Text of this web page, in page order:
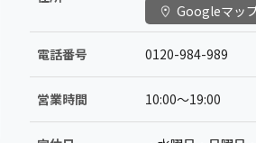
Googleマッ
電話番号 0120-984-989
営業時間 10:00〜19:00